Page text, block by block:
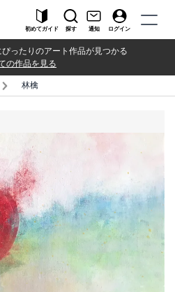
初めてガイド 探す 通知 ログイン
ったりのアート作品が見つかる
の作品を見る
林檎